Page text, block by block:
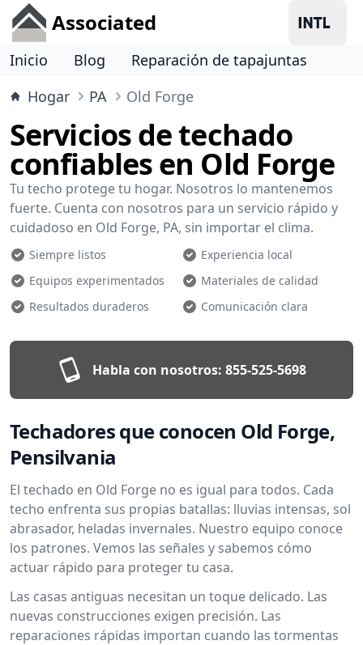
Associated
Inicio Blog
Reparación de tapajuntas
Hogar
PA Old Forge
Servicios de techado
confiables en Old Forge
Tu techo protege tu hogar. Nosotros lo mantenemos
fuerte. Cuenta con nosotros para un servicio rápido y
cuidadoso en Old Forge, PA, sin importar el clima.
Siempre listos
Experiencia local
Equipos experimentados
Materiales de calidad
Resultados duraderos
Comunicación clara
Habla con nosotros: 855-525-5698
Techadores que conocen Old Forge,
Pensilvania
El techado en Old Forge no es igual para todos. Cada
techo enfrenta sus propias batallas: lluvias intensas, sol
abrasador, heladas invernales. Nuestro equipo conoce
los patrones. Vemos las señales y sabemos cómo
actuar rápido para proteger tu casa.
Las casas antiguas necesitan un toque delicado. Las
nuevas construcciones exigen precisión. Las
reparaciones rápidas importan cuando las tormentas